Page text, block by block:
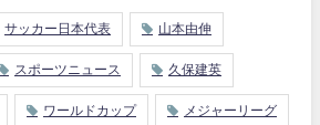
サッカー日本代表 山本由伸
スポーツニュース 久保建英
ワールドカップ メジャーリーグ